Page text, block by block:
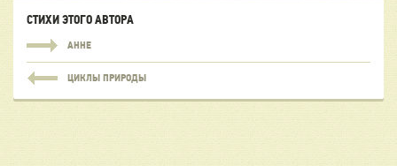
СТИХИ ЭТОГО АВТОРА
АННЕ
ЦИКЛЫ ПРИРОДЫ